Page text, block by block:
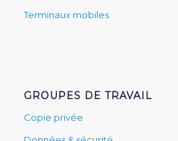
Terminaux mobiles
GROUPES DE TRAVAIL
Copie privée